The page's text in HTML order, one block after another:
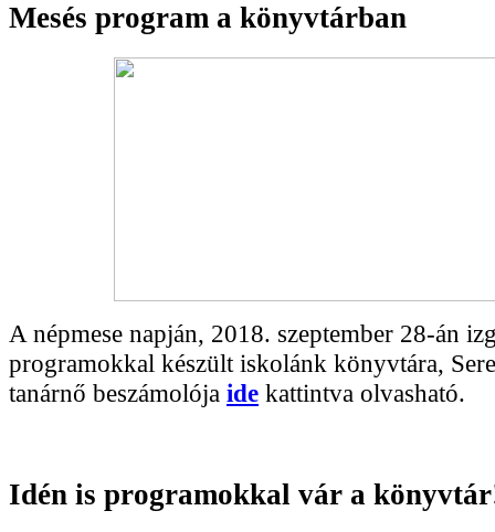
Mesés program a könyvtárban
A népmese napján, 2018. szeptember 28-án
programokkal készült iskolánk könyvtára,
tanárnő beszámolója ide kattintva olvasható.
Idén is programokkal vár a